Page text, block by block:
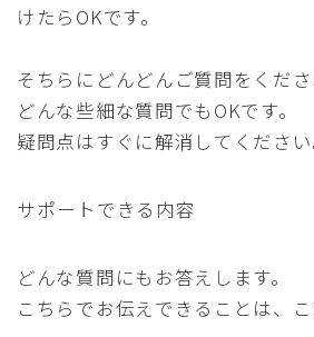
けたらOKです。
そちらにどんどんご質問をくださ
どんな些細な質問でもOKです。
疑問点はすぐに解消してください
サポートできる内容
どんな質問にもお答えします。
こちらでお伝えできることは、こ